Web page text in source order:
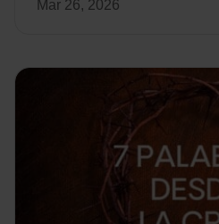
Mar 26, 2026